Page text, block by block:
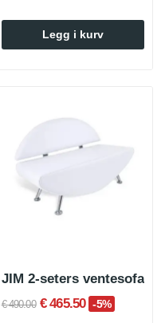
Legg i kurv
JIM 2-seters ventesofa
€ 490.00 € 465.50 -5%